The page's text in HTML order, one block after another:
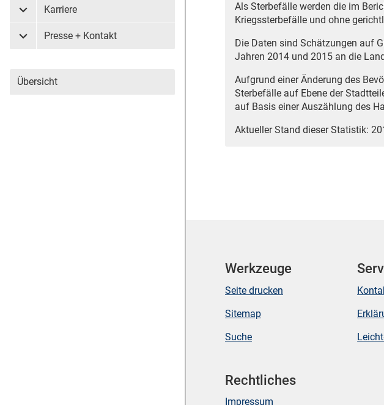
Untermenü Karriere
Karriere
Untermenü Presse + Kontakt
Presse + Kontakt
Übersicht
Als Sterbefälle werden die im
Kriegssterbefälle und ohne
Die Daten sind Schätzungen auf
Jahren 2014 und 2015 an die
Aufgrund einer Änderung des
Sterbefälle auf Ebene der
auf Basis einer Auszählung des
Aktueller Stand dieser Statistik:
Werkzeuge
Seite drucken
Sitemap
Suche
Rechtliches
Impressum